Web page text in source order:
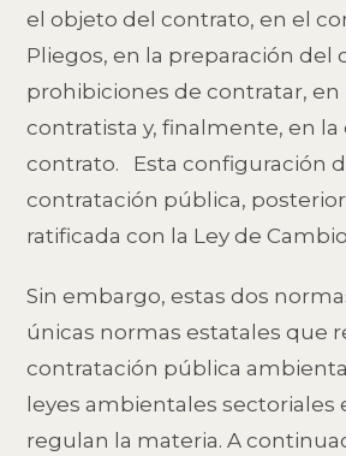
el objeto del contrato, en el
Pliegos, en la preparación del
prohibiciones de contratar, en
contratista y, finalmente, en la
contrato. Esta configuración
contratación pública,
ratificada con la Ley de
Sin embargo, estas dos
únicas normas estatales que
contratación pública
leyes ambientales sectoriales
regulan la materia. A